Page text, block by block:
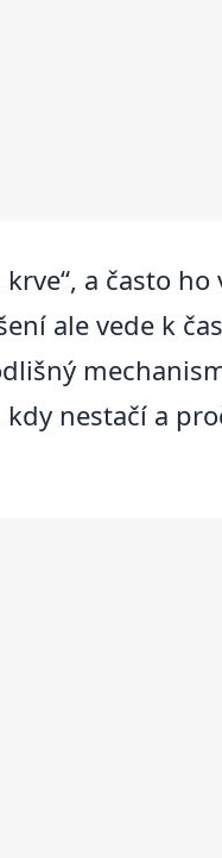
a často
ale vede k
nestačí a